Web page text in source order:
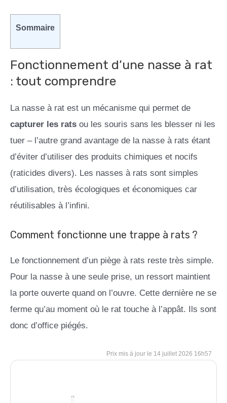
Sommaire
Fonctionnement d’une nasse à rat
: tout comprendre
La nasse à rat est un mécanisme qui permet de
capturer les rats ou les souris sans les blesser ni les
tuer – l’autre grand avantage de la nasse à rats étant
d’éviter d’utiliser des produits chimiques et nocifs
(raticides divers). Les nasses à rats sont simples
d’utilisation, très écologiques et économiques car
réutilisables à l’infini.
Comment fonctionne une trappe à rats ?
Le fonctionnement d’un piège à rats reste très simple.
Pour la nasse à une seule prise, un ressort maintient
la porte ouverte quand on l’ouvre. Cette dernière ne se
ferme qu’au moment où le rat touche à l’appât. Ils sont
donc d’office piégés.
14 juillet 2026 16h57